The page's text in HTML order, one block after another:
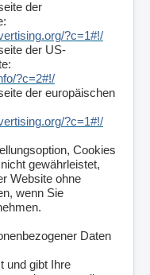
der
?c=1#!/
der US-
?c=2#!/
der europäischen
?c=1#!/
Cookies
gewährleistet,
Website ohne
wenn Sie
Daten
und gibt Ihre